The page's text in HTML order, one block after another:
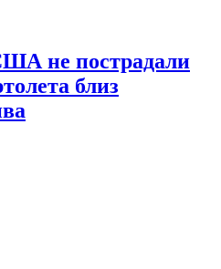
не пострадали
близ